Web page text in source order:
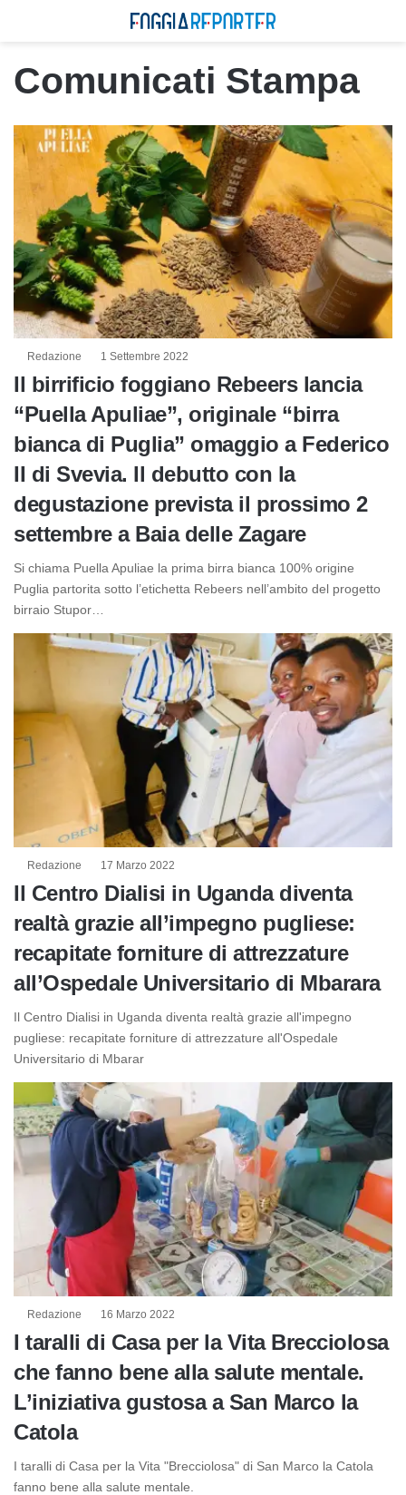
Comunicati Stampa
Redazione 1 Settembre 2022
Il birrificio foggiano Rebeers lancia
“Puella Apuliae”, originale “birra
bianca di Puglia” omaggio a Federico
II di Svevia. Il debutto con la
degustazione prevista il prossimo 2
settembre a Baia delle Zagare
Si chiama Puella Apuliae la prima birra bianca 100% origine
Puglia partorita sotto l’etichetta Rebeers nell’ambito del progetto
birraio Stupor…
Redazione 17 Marzo 2022
Il Centro Dialisi in Uganda diventa
realtà grazie all’impegno pugliese:
recapitate forniture di attrezzature
all’Ospedale Universitario di Mbarara
Il Centro Dialisi in Uganda diventa realtà grazie all'impegno
pugliese: recapitate forniture di attrezzature all'Ospedale
Universitario di Mbarar
Redazione 16 Marzo 2022
I taralli di Casa per la Vita Brecciolosa
che fanno bene alla salute mentale.
L’iniziativa gustosa a San Marco la
Catola
I taralli di Casa per la Vita "Brecciolosa" di San Marco la Catola
fanno bene alla salute mentale.